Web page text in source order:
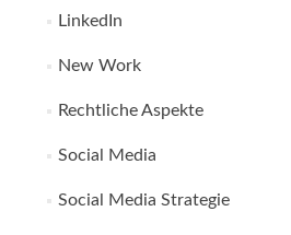
LinkedIn
New Work
Rechtliche Aspekte
Social Media
Social Media Strategie